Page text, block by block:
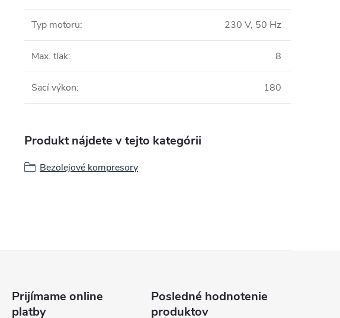
Typ motoru: 230 V, 50 Hz
Max. tlak: 8
Sací výkon: 180
Produkt nájdete v tejto kategórii
Bezolejové kompresory
Prijímame online
platby
Posledné hodnotenie
produktov